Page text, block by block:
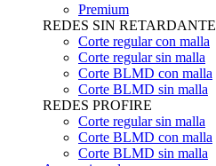
Premium
REDES SIN RETARDANTE
Corte regular con malla
Corte regular sin malla
Corte BLMD con malla
Corte BLMD sin malla
REDES PROFIRE
Corte regular sin malla
Corte BLMD con malla
Corte BLMD sin malla